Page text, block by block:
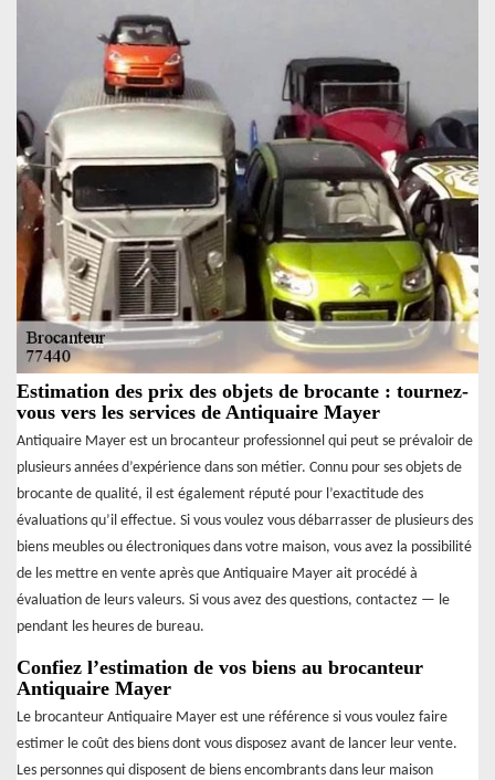
Estimation des prix des objets de brocante : tournez-
vous vers les services de Antiquaire Mayer
Antiquaire Mayer est un brocanteur professionnel qui peut se prévaloir de
plusieurs années d’expérience dans son métier. Connu pour ses objets de
brocante de qualité, il est également réputé pour l’exactitude des
évaluations qu’il effectue. Si vous voulez vous débarrasser de plusieurs des
biens meubles ou électroniques dans votre maison, vous avez la possibilité
de les mettre en vente après que Antiquaire Mayer ait procédé à
évaluation de leurs valeurs. Si vous avez des questions, contactez — le
pendant les heures de bureau.
Confiez l’estimation de vos biens au brocanteur
Antiquaire Mayer
Le brocanteur Antiquaire Mayer est une référence si vous voulez faire
estimer le coût des biens dont vous disposez avant de lancer leur vente.
Les personnes qui disposent de biens encombrants dans leur maison